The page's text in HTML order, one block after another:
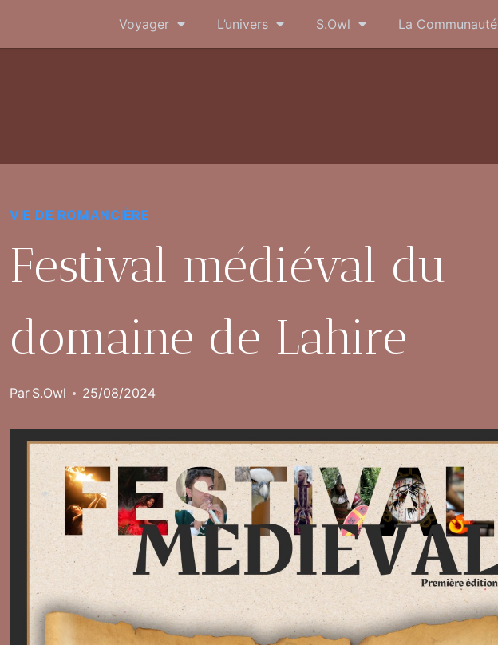
Voyager L’univers S.Owl La Communauté
VIE DE ROMANCIÈRE
Festival médiéval du
domaine de Lahire
Par S.Owl 25/08/2024